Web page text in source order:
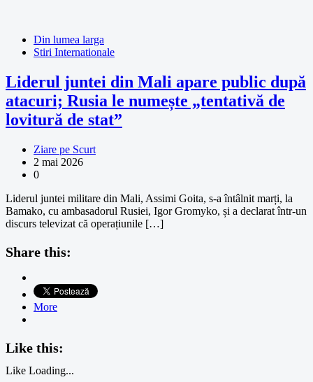
Din lumea larga
Stiri Internationale
Liderul juntei din Mali apare public după
atacuri; Rusia le numește „tentativă de
lovitură de stat”
Ziare pe Scurt
2 mai 2026
0
Liderul juntei militare din Mali, Assimi Goita, s-a întâlnit marți, la
Bamako, cu ambasadorul Rusiei, Igor Gromyko, și a declarat într-un
discurs televizat că operațiunile […]
Share this:
More
Like this:
Like Loading...